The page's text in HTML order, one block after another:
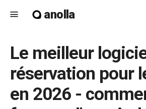
menu anolla
Le meilleur logiciel de
réservation pour
en 2026 -